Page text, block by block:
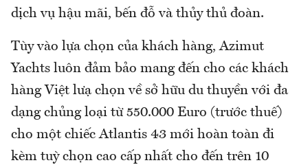
dịch vụ hậu mãi, bến đỗ và thủy thủ đoàn.
Tùy vào lựa chọn của khách hàng, Azimut
Yachts luôn đảm bảo mang đến cho các khách
hàng Việt lưạ chọn về sở hữu du thuyền với đa
dạng chủng loại từ 550.000 Euro (trước thuế)
cho một chiếc Atlantis 43 mới hoàn toàn đi
kèm tuỳ chọn cao cấp nhất cho đến trên 10